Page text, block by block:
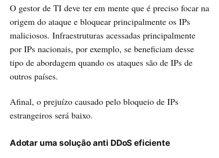
O gestor de TI deve ter em mente que é preciso focar na
origem do ataque e bloquear principalmente os IPs
maliciosos. Infraestruturas acessadas principalmente
por IPs nacionais, por exemplo, se beneficiam desse
tipo de abordagem quando os ataques são de IPs de
outros países.
Afinal, o prejuízo causado pelo bloqueio de IPs
estrangeiros será baixo.
Adotar uma solução anti DDoS eficiente